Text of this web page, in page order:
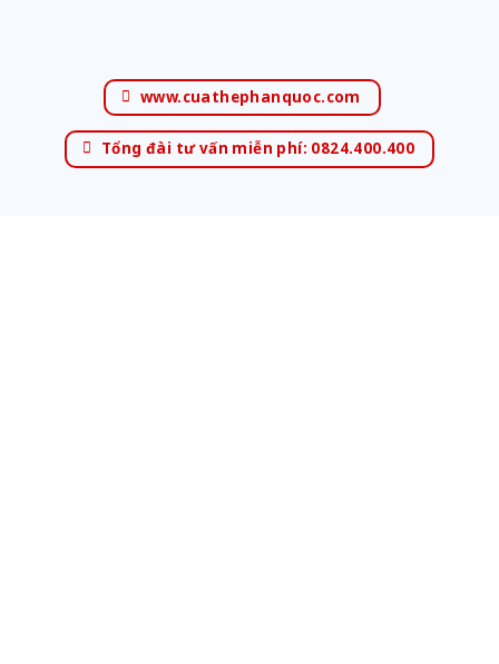
www.cuathephanquoc.com
Tổng đài tư vấn miễn phí: 0824.400.400